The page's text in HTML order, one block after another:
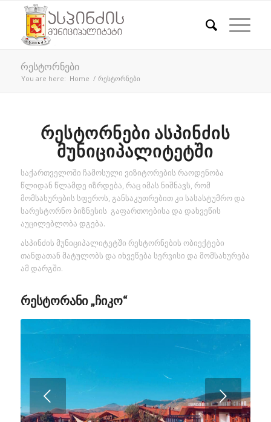
რესტორნები
You are here: Home / რესტორნები
ᲠᲔᲡᲢᲝᲠᲜᲔᲑᲘ ᲐᲡᲞᲘᲜᲫᲘᲡ
ᲛᲣᲜᲘᲪᲘᲞᲐᲚᲘᲢᲔᲢᲨᲘ
საქართველოში ჩამოსული ვიზიტორების რაოდენობა
წლიდან წლამდე იზრდება, რაც იმას ნიშნავს, რომ
მომსახურების სფეროს, განსაკუთრებით კი სასასტუმრო და
სარესტორნო ბიზნესის გაფართოებისა და დახვეწის
აუცილებლობა დგება.
ასპინძის მუნიციპალიტეტში რესტორნების ობიექტები
თანდათან მატულობს და იხვეწება სერვისი და მომსახურება
ამ დარგში.
რესტორანი „ჩიკო“
Next